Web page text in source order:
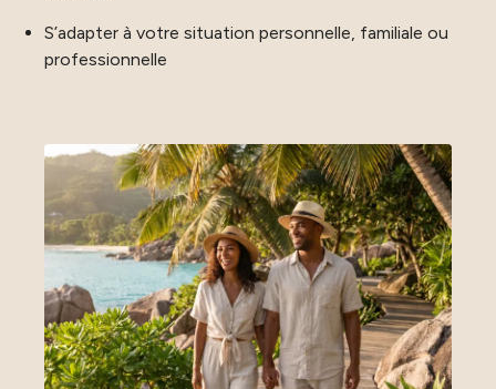
S’adapter à votre situation personnelle, familiale ou
professionnelle